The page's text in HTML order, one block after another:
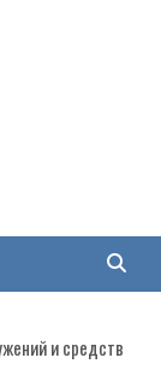
война
Новороссии, ДНР,
и средств